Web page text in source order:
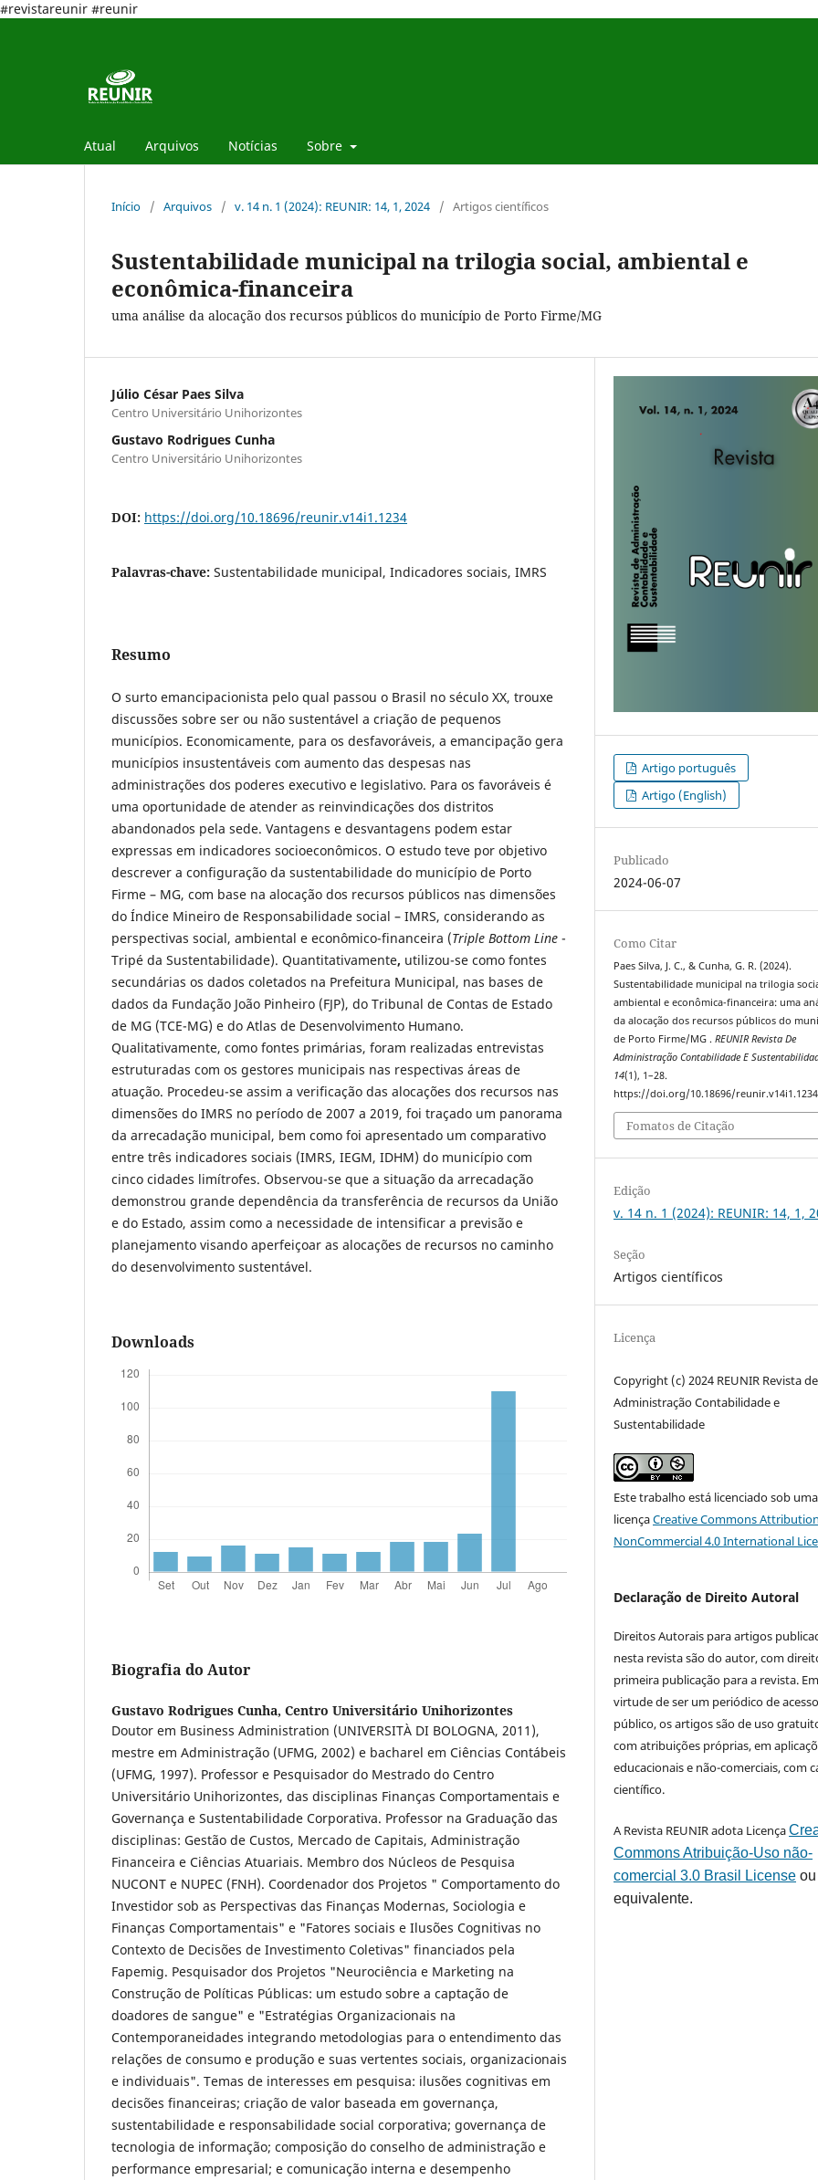
#revistareunir #reunir
Atual Arquivos Notícias Sobre
Início / Arquivos / v. 14 n. 1 (2024): REUNIR: 14, 1, 2024 / Artigos científicos
Sustentabilidade municipal na trilogia social, ambiental e
econômica-financeira
uma análise da alocação dos recursos públicos do município de Porto Firme/MG
Júlio César Paes Silva
Centro Universitário Unihorizontes
Gustavo Rodrigues Cunha
Centro Universitário Unihorizontes
DOI: https://doi.org/10.18696/reunir.v14i1.1234
Palavras-chave: Sustentabilidade municipal, Indicadores sociais, IMRS
Resumo
O surto emancipacionista pelo qual passou o Brasil no século XX, trouxe
discussões sobre ser ou não sustentável a criação de pequenos
municípios. Economicamente, para os desfavoráveis, a emancipação gera
municípios insustentáveis com aumento das despesas nas
administrações dos poderes executivo e legislativo. Para os favoráveis é
uma oportunidade de atender as reinvindicações dos distritos
abandonados pela sede. Vantagens e desvantagens podem estar
expressas em indicadores socioeconômicos. O estudo teve por objetivo
descrever a configuração da sustentabilidade do município de Porto
Firme – MG, com base na alocação dos recursos públicos nas dimensões
do Índice Mineiro de Responsabilidade social – IMRS, considerando as
perspectivas social, ambiental e econômico-financeira (Triple Bottom Line -
Tripé da Sustentabilidade). Quantitativamente, utilizou-se como fontes
secundárias os dados coletados na Prefeitura Municipal, nas bases de
dados da Fundação João Pinheiro (FJP), do Tribunal de Contas de Estado
de MG (TCE-MG) e do Atlas de Desenvolvimento Humano.
Qualitativamente, como fontes primárias, foram realizadas entrevistas
estruturadas com os gestores municipais nas respectivas áreas de
atuação. Procedeu-se assim a verificação das alocações dos recursos nas
dimensões do IMRS no período de 2007 a 2019, foi traçado um panorama
da arrecadação municipal, bem como foi apresentado um comparativo
entre três indicadores sociais (IMRS, IEGM, IDHM) do município com
cinco cidades limítrofes. Observou-se que a situação da arrecadação
demonstrou grande dependência da transferência de recursos da União
e do Estado, assim como a necessidade de intensificar a previsão e
planejamento visando aperfeiçoar as alocações de recursos no caminho
do desenvolvimento sustentável.
Downloads
Biografia do Autor
Gustavo Rodrigues Cunha, Centro Universitário Unihorizontes
Doutor em Business Administration (UNIVERSITÀ DI BOLOGNA, 2011),
mestre em Administração (UFMG, 2002) e bacharel em Ciências Contábeis
(UFMG, 1997). Professor e Pesquisador do Mestrado do Centro
Universitário Unihorizontes, das disciplinas Finanças Comportamentais e
Governança e Sustentabilidade Corporativa. Professor na Graduação das
disciplinas: Gestão de Custos, Mercado de Capitais, Administração
Financeira e Ciências Atuariais. Membro dos Núcleos de Pesquisa
NUCONT e NUPEC (FNH). Coordenador dos Projetos " Comportamento do
Investidor sob as Perspectivas das Finanças Modernas, Sociologia e
Finanças Comportamentais" e "Fatores sociais e Ilusões Cognitivas no
Contexto de Decisões de Investimento Coletivas" financiados pela
Fapemig. Pesquisador dos Projetos "Neurociência e Marketing na
Construção de Políticas Públicas: um estudo sobre a captação de
doadores de sangue" e "Estratégias Organizacionais na
Contemporaneidades integrando metodologias para o entendimento das
relações de consumo e produção e suas vertentes sociais, organizacionais
e individuais". Temas de interesses em pesquisa: ilusões cognitivas em
decisões financeiras; criação de valor baseada em governança,
sustentabilidade e responsabilidade social corporativa; governança de
tecnologia de informação; composição do conselho de administração e
performance empresarial; e comunicação interna e desempenho
Artigo português
Artigo (English)
Publicado
2024-06-07
Como Citar
Paes Silva, J. C., & Cunha, G. R. (2024).
Sustentabilidade municipal na trilogia
ambiental e econômica-financeira: uma
da alocação dos recursos públicos do
de Porto Firme/MG .REUNIR Revista De
Administração Contabilidade E
14(1), 1–28.
https://doi.org/10.18696/reunir.v14i1.1234
Fomatos de Citação
Edição
v. 14 n. 1 (2024): REUNIR: 14, 1,
Seção
Artigos científicos
Licença
Copyright (c) 2024 REUNIR Revista de
Administração Contabilidade e
Sustentabilidade
Este trabalho está licenciado sob uma
licençaCreative Commons
NonCommercial 4.0 International
Declaração de Direito Autoral
Direitos Autorais para artigos
nesta revista são do autor, com
primeira publicação para a revista. Em
virtude de ser um periódico de acesso
público, os artigos são de uso
com atribuições próprias, em
educacionais e não-comerciais, com
científico.
A Revista REUNIR adota Licença
Commons Atribuição-Uso não-
comercial 3.0 Brasil License
equivalente.